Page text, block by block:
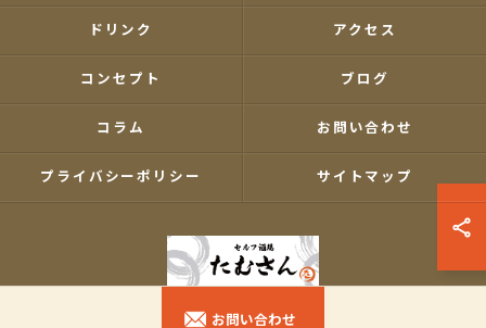
お問い合わせ
ドリンク アクセス
コンセプト ブログ
コラム お問い合わせ
プライバシーポリシー サイトマップ